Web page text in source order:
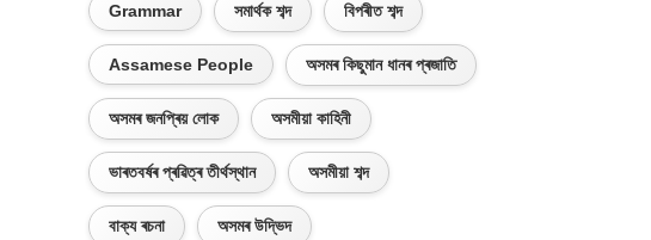
Grammar সমাৰ্থক শব্দ বিপৰীত শব্দ
Assamese People অসমৰ কিছুমান ধানৰ প্ৰজাতি
অসমৰ জনপ্ৰিয় লোক অসমীয়া কাহিনী
ভাৰতবৰ্ষৰ প্ৰৱিত্ৰ তীৰ্থস্থান অসমীয়া শব্দ
বাক্য ৰচনা অসমৰ উদ্ভিদ